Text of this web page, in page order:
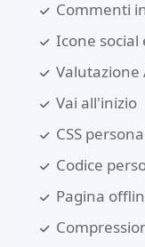
Commenti
Icone social
Valutazione
Vai all'inizio
CSS
Codice
Pagina